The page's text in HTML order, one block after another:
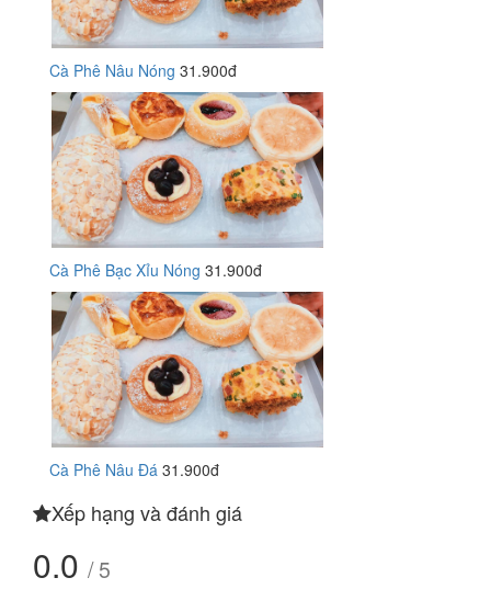
Cà Phê Nâu Nóng 31.900đ
Cà Phê Bạc Xỉu Nóng 31.900đ
Cà Phê Nâu Đá 31.900đ
Xếp hạng và đánh giá
0.0 / 5